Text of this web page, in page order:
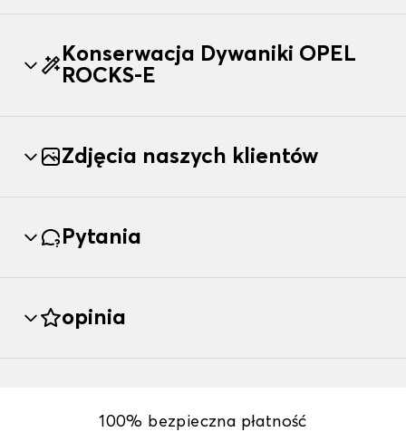
Konserwacja Dywaniki OPEL
ROCKS-E
Zdjęcia naszych klientów
Pytania
opinia
100% bezpieczna płatność